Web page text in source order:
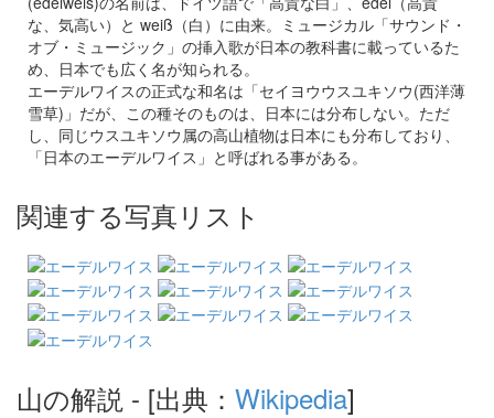
な、気高い）と weiß（白）に由来。ミュージカル「サウンド・
オブ・ミュージック」の挿入歌が日本の教科書に載っているた
め、日本でも広く名が知られる。
エーデルワイスの正式な和名は「セイヨウウスユキソウ(西洋薄
雪草)」だが、この種そのものは、日本には分布しない。ただ
し、同じウスユキソウ属の高山植物は日本にも分布しており、
「日本のエーデルワイス」と呼ばれる事がある。
関連する写真リスト
山の解説 - [出典： Wikipedia]